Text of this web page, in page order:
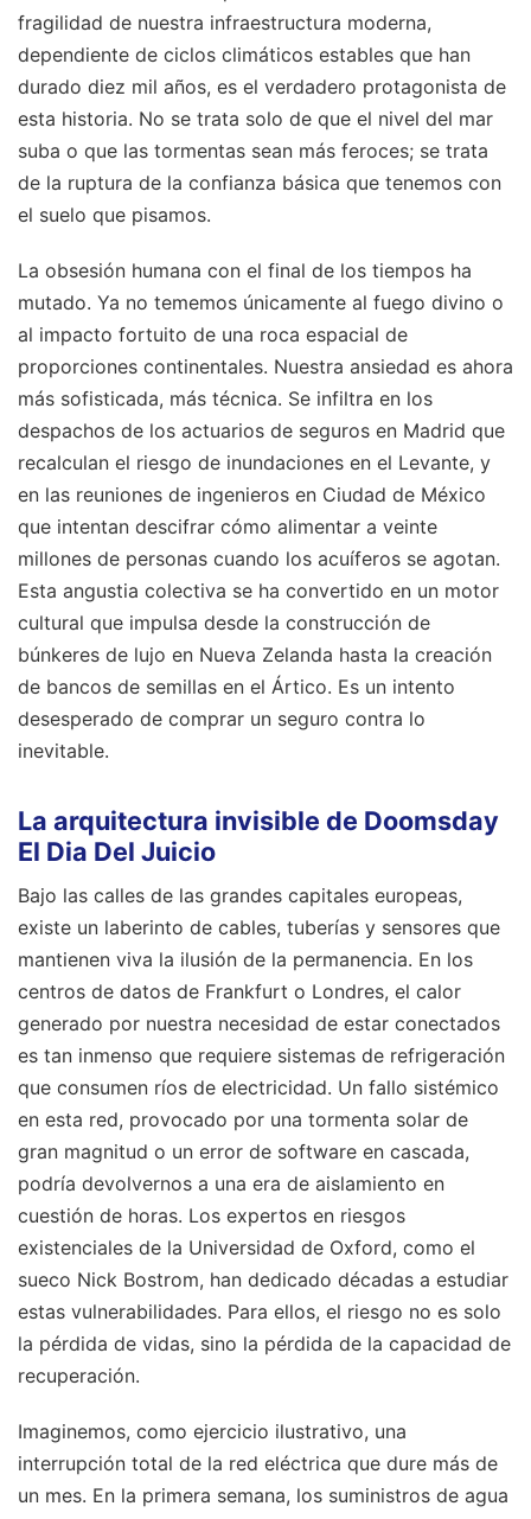
fragilidad de nuestra infraestructura moderna,
dependiente de ciclos climáticos estables que han
durado diez mil años, es el verdadero protagonista de
esta historia. No se trata solo de que el nivel del mar
suba o que las tormentas sean más feroces; se trata
de la ruptura de la confianza básica que tenemos con
el suelo que pisamos.
La obsesión humana con el final de los tiempos ha
mutado. Ya no tememos únicamente al fuego divino o
al impacto fortuito de una roca espacial de
proporciones continentales. Nuestra ansiedad es ahora
más sofisticada, más técnica. Se infiltra en los
despachos de los actuarios de seguros en Madrid que
recalculan el riesgo de inundaciones en el Levante, y
en las reuniones de ingenieros en Ciudad de México
que intentan descifrar cómo alimentar a veinte
millones de personas cuando los acuíferos se agotan.
Esta angustia colectiva se ha convertido en un motor
cultural que impulsa desde la construcción de
búnkeres de lujo en Nueva Zelanda hasta la creación
de bancos de semillas en el Ártico. Es un intento
desesperado de comprar un seguro contra lo
inevitable.
La arquitectura invisible de Doomsday
El Dia Del Juicio
Bajo las calles de las grandes capitales europeas,
existe un laberinto de cables, tuberías y sensores que
mantienen viva la ilusión de la permanencia. En los
centros de datos de Frankfurt o Londres, el calor
generado por nuestra necesidad de estar conectados
es tan inmenso que requiere sistemas de refrigeración
que consumen ríos de electricidad. Un fallo sistémico
en esta red, provocado por una tormenta solar de
gran magnitud o un error de software en cascada,
podría devolvernos a una era de aislamiento en
cuestión de horas. Los expertos en riesgos
existenciales de la Universidad de Oxford, como el
sueco Nick Bostrom, han dedicado décadas a estudiar
estas vulnerabilidades. Para ellos, el riesgo no es solo
la pérdida de vidas, sino la pérdida de la capacidad de
recuperación.
Imaginemos, como ejercicio ilustrativo, una
interrupción total de la red eléctrica que dure más de
un mes. En la primera semana, los suministros de agua